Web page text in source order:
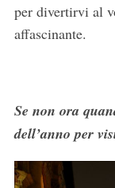
per divertirvi al
affascinante.
Se non ora
dell’anno per